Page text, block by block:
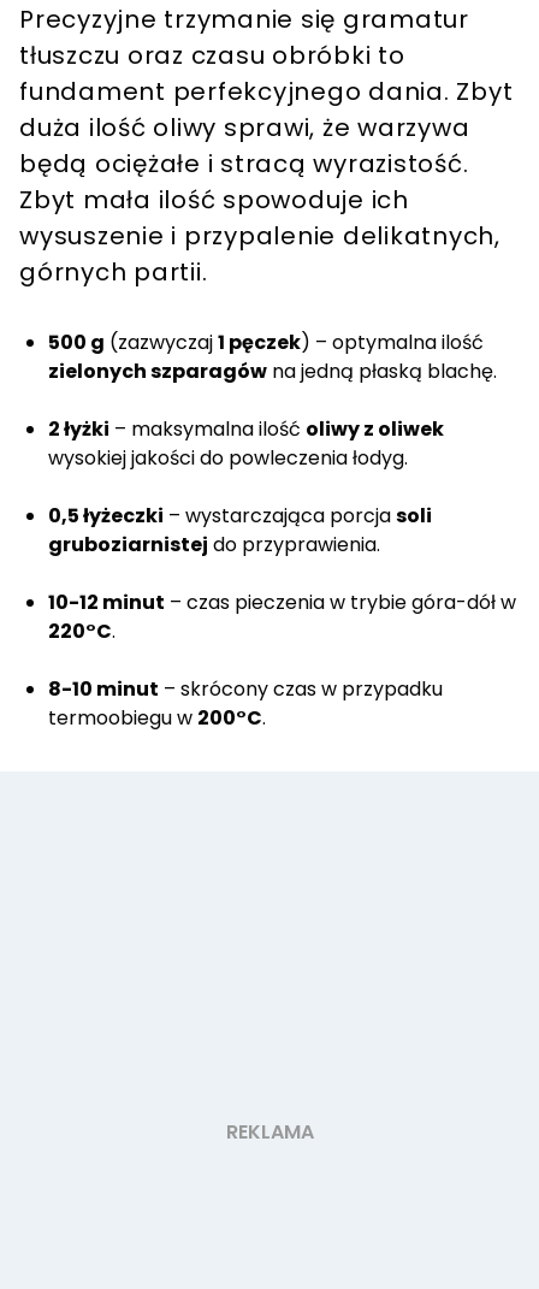
Precyzyjne trzymanie się gramatur
tłuszczu oraz czasu obróbki to
fundament perfekcyjnego dania. Zbyt
duża ilość oliwy sprawi, że warzywa
będą ociężałe i stracą wyrazistość.
Zbyt mała ilość spowoduje ich
wysuszenie i przypalenie delikatnych,
górnych partii.
500 g (zazwyczaj1 pęczek) – optymalna ilość
zielonych szparagów na jedną płaską blachę.
2 łyżki – maksymalna ilość oliwy z oliwek
wysokiej jakości do powleczenia łodyg.
0,5 łyżeczki – wystarczająca porcjasoli
gruboziarnistej do przyprawienia.
10-12 minut – czas pieczenia w trybie góra-dół w
220°C.
8-10 minut – skrócony czas w przypadku
termoobiegu w 200°C.